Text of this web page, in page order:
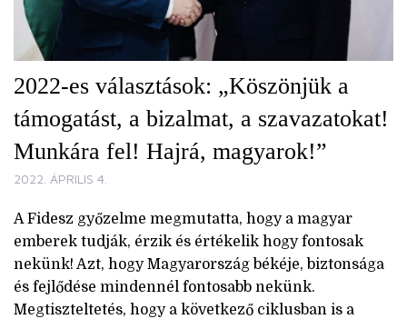
2022-es választások: „Köszönjük a
támogatást, a bizalmat, a szavazatokat!
Munkára fel! Hajrá, magyarok!”
2022. ÁPRILIS 4.
A Fidesz győzelme megmutatta, hogy a magyar
emberek tudják, érzik és értékelik hogy fontosak
nekünk! Azt, hogy Magyarország békéje, biztonsága
és fejlődése mindennél fontosabb nekünk.
Megtiszteltetés, hogy a következő ciklusban is a